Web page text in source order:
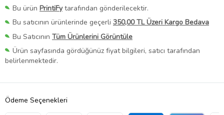
Bu ürün PrintiFytarafından gönderilecektir.
Bu satıcının ürünlerinde geçerli 350,00 TL Üzeri Kargo Bedava
Bu Satıcının Tüm Ürünlerini Görüntüle
Ürün sayfasında gördüğünüz fiyat bilgileri, satıcı tarafından
belirlenmektedir.
Ödeme Seçenekleri